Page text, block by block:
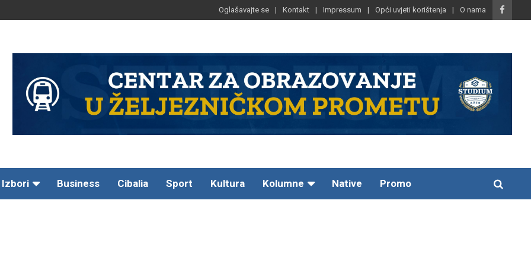
Oglašavajte se Kontakt Impressum Opći uvjeti korištenja O nama
Izbori Business Cibalia Sport Kultura Kolumne Native Promo